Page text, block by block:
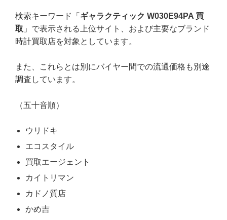
検索キーワード「 ギャラクティック W030E94PA 買
取 」で表示される上位サイト、および主要なブランド
時計買取店を対象としています。
また、これらとは別にバイヤー間での流通価格も別途
調査しています。
（五十音順）
ウリドキ
エコスタイル
買取エージェント
カイトリマン
カドノ質店
かめ吉